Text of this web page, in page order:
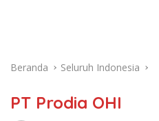
Beranda Seluruh Indonesia
PT Prodia OHI